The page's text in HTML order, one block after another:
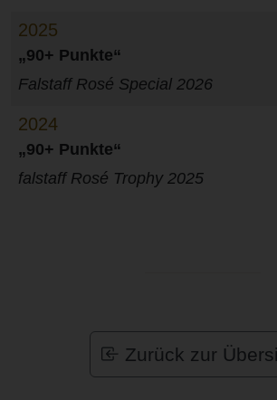
2025
„90+ Punkte“
Falstaff Rosé Special 2026
2024
„90+ Punkte“
falstaff Rosé Trophy 2025
Zurück zur